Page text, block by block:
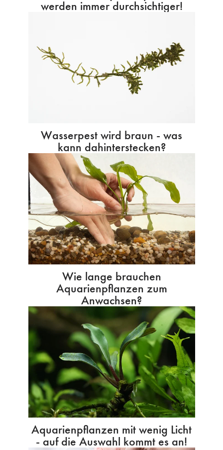
werden immer durchsichtiger!
Wasserpest wird braun - was
kann dahinterstecken?
Wie lange brauchen
Aquarienpflanzen zum
Anwachsen?
Aquarienpflanzen mit wenig Licht
- auf die Auswahl kommt es an!